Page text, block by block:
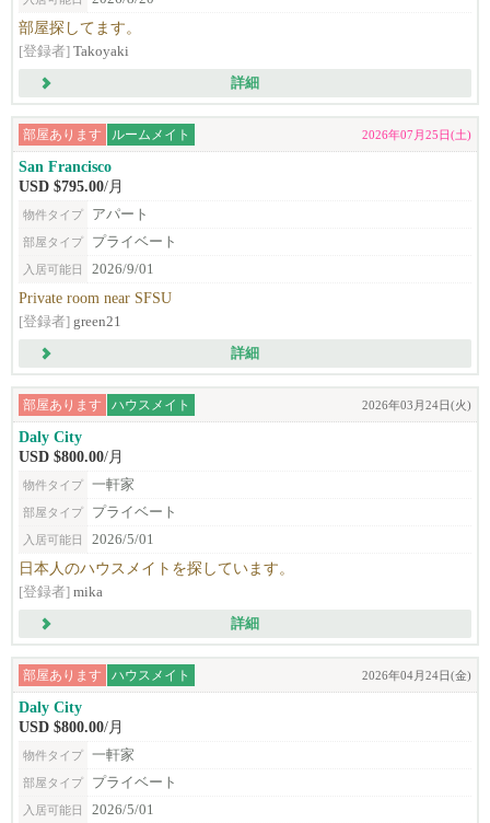
部屋探してます。
[登録者] Takoyaki
詳細
部屋あります ルームメイト 2026年07月25日(土)
San Francisco
USD $795.00/月
物件タイプ アパート
部屋タイプ プライベート
入居可能日 2026/9/01
Private room near SFSU
[登録者] green21
詳細
部屋あります ハウスメイト 2026年03月24日(火)
Daly City
USD $800.00/月
物件タイプ 一軒家
部屋タイプ プライベート
入居可能日 2026/5/01
日本人のハウスメイトを探しています。
[登録者] mika
詳細
部屋あります ハウスメイト 2026年04月24日(金)
Daly City
USD $800.00/月
物件タイプ 一軒家
部屋タイプ プライベート
入居可能日 2026/5/01